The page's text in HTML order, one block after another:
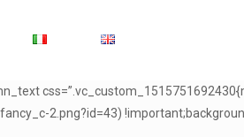
2.png?id=43)